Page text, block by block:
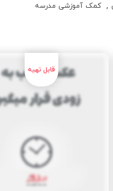
, کمک آموزشی مدرسه